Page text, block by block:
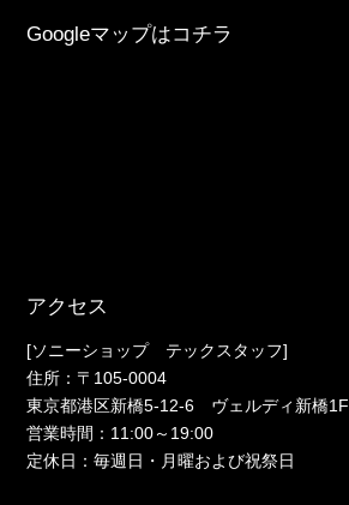
Googleマップはコチラ
アクセス
[ソニーショップ テックスタッフ]
住所：〒105-0004
東京都港区新橋5-12-6 ヴェルディ新橋1F
営業時間：11:00～19:00
定休日：毎週日・月曜および祝祭日